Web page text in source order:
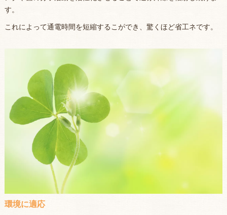
す。
これによって通電時間を短縮するこができ、驚くほど省工ネです。
環境に適応